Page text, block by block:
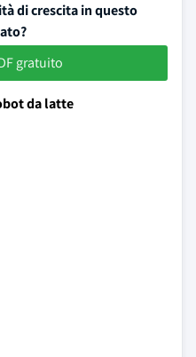
di crescita in questo
gratuito
da latte